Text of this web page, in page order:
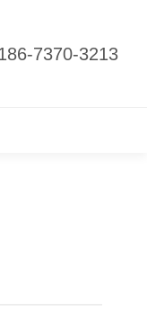
7370-3213